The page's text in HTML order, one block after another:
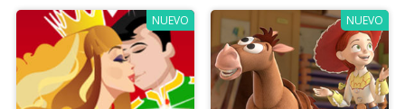
NUEVO NUEVO